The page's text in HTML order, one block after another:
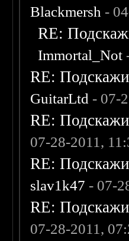
Blackmersh -
RE:
Immortal_Not
RE:
GuitarLtd - 07-
RE:
07-28-2011,
RE:
slav1k47 - 07-
RE:
07-28-2011,